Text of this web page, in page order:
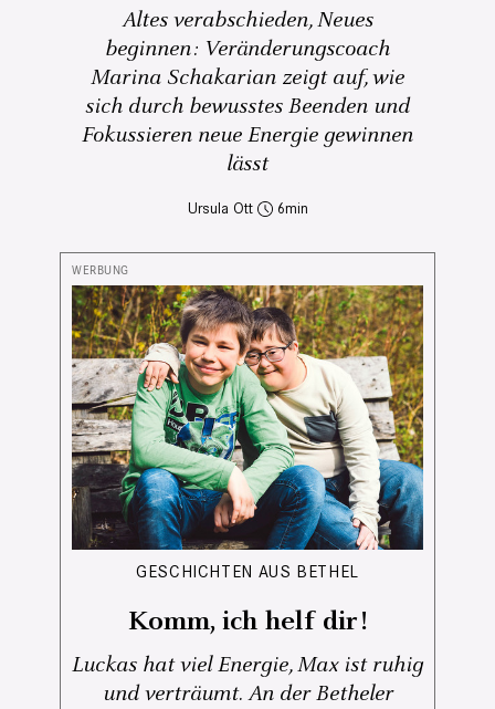
Altes verabschieden, Neues
beginnen: Veränderungscoach
Marina Schakarian zeigt auf, wie
sich durch bewusstes Beenden und
Fokussieren neue Energie gewinnen
lässt
Ursula Ott 6
GESCHICHTEN AUS BETHEL
Komm, ich helf dir!
Luckas hat viel Energie, Max ist ruhig
und verträumt. An der Betheler